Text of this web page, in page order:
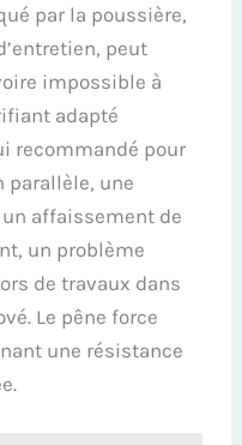
par la poussière,
peut
impossible à
adapté
recommandé pour
parallèle, une
affaissement de
un problème
de travaux dans
Le pêne force
une résistance